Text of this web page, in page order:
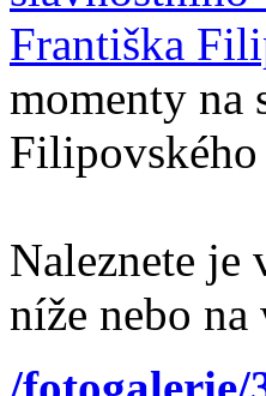
momenty na
Filipovského
Naleznete
níže nebo